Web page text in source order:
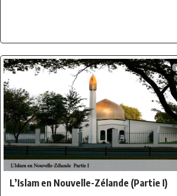
L’Islam en Nouvelle-Zélande (Partie I)